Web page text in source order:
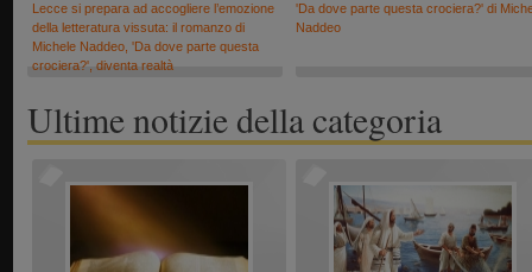
Lecce si prepara ad accogliere l’emozione
della letteratura vissuta: il romanzo di
Michele Naddeo, 'Da dove parte questa
crociera?', diventa realtà
'Da dove parte questa crociera?' di
Naddeo
Ultime notizie della categoria